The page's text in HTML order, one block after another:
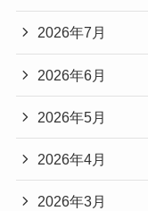
2026年7月
2026年6月
2026年5月
2026年4月
2026年3月